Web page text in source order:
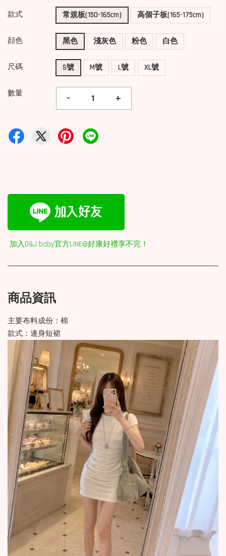
款式 常規板(150-165cm) 高個子板(165-175cm)
顔色 黑色 淺灰色 粉色 白色
尺碼 S號 M號 L號 XL號
數量 - +
加入D&J baby官方LINE@好康好禮享不完！
商品資訊
主要布料成份：棉
款式：連身短裙